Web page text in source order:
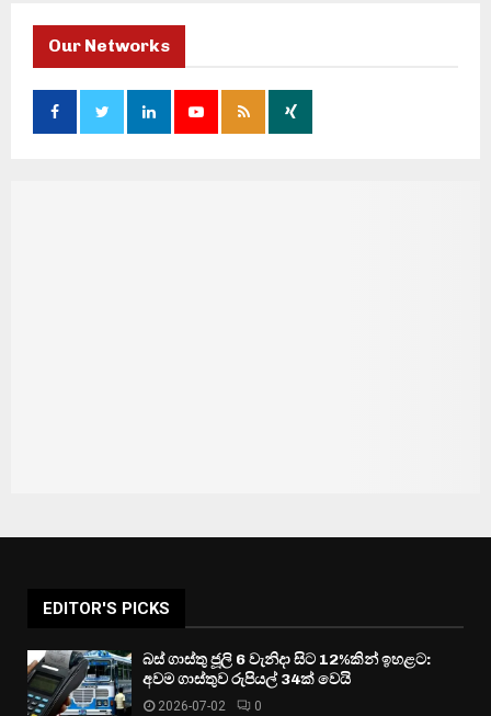
Our Networks
EDITOR'S PICKS
බස් ගාස්තු ජූලි 6 වැනිදා සිට 12%කින් ඉහළට:
අවම ගාස්තුව රුපියල් 34ක් වෙයි
2026-07-02 0